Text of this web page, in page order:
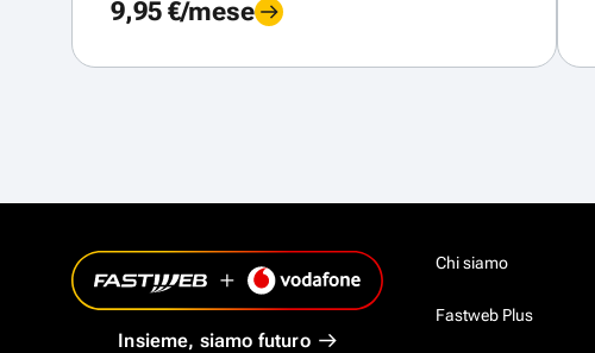
9,95 €/mese
Insieme, siamo futuro
Chi siamo
Fastweb Plus